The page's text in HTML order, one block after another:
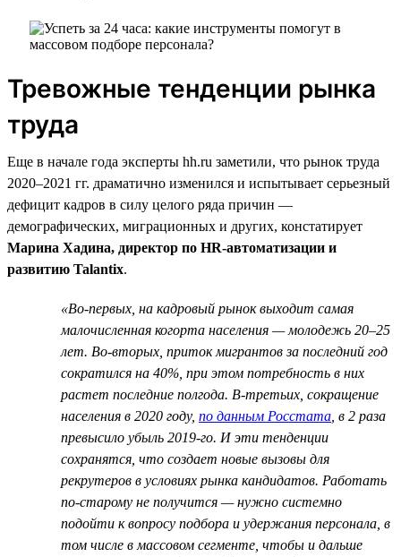
Тревожные тенденции рынка
труда
Еще в начале года эксперты hh.ru заметили, что рынок труда
2020–2021 гг. драматично изменился и испытывает серьезный
дефицит кадров в силу целого ряда причин —
демографических, миграционных и других, констатирует
Марина Хадина, директор по HR-автоматизации и
развитию Talantix.
«Во-первых, на кадровый рынок выходит самая
малочисленная когорта населения — молодежь 20–25
лет. Во-вторых, приток мигрантов за последний год
сократился на 40%, при этом потребность в них
растет последние полгода. В-третьих, сокращение
населения в 2020 году, по данным Росстата , в 2 раза
превысило убыль 2019-го. И эти тенденции
сохранятся, что создает новые вызовы для
рекрутеров в условиях рынка кандидатов. Работать
по-старому не получится — нужно системно
подойти к вопросу подбора и удержания персонала, в
том числе в массовом сегменте, чтобы и дальше